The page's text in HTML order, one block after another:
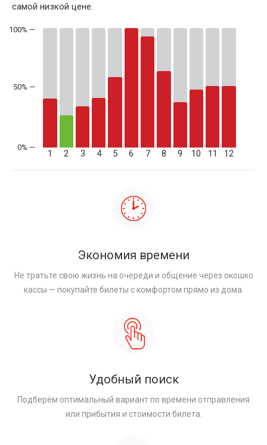
самой низкой цене.
50% —
1 2 3 4 5 6 7 8 9 10 11 12
Экономия времени
Не тратьте свою жизнь на очереди и общение через окошко
кассы — покупайте билеты с комфортом прямо из дома.
Удобный поиск
Подберём оптимальный вариант по времени отправления
или прибытия и стоимости билета.